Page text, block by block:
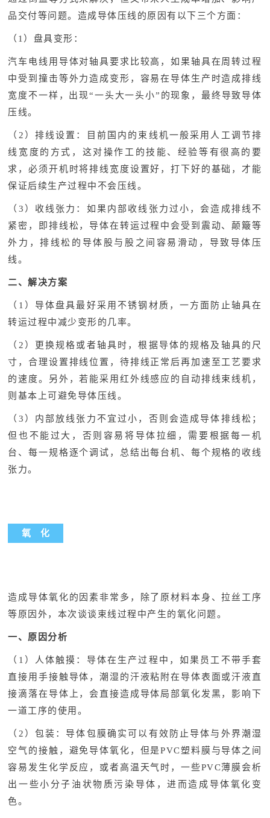
品交付等问题。造成导体压线的原因有以下三个方面：
（1）盘具变形：
汽车电线用导体对轴具要求比较高，如果轴具在周转过程
中受到撞击等外力造成变形，容易在导体生产时造成排线
宽度不一样，出现“一头大一头小”的现象，最终导致导体
压线。
（2）排线设置：目前国内的束线机一般采用人工调节排
线宽度的方式，这对操作工的技能、经验等有很高的要
求，必须开机时将排线宽度设置好，打下好的基础，才能
保证后续生产过程中不会压线。
（3）收线张力：如果内部收线张力过小，会造成排线不
紧密，即排线松，导体在转运过程中会受到震动、颠簸等
外力，排线松的导体股与股之间容易滑动，导致导体压
线。
二、解决方案
（1）导体盘具最好采用不锈钢材质，一方面防止轴具在
转运过程中减少变形的几率。
（2）更换规格或者轴具时，根据导体的规格及轴具的尺
寸，合理设置排线位置，待排线正常后再加速至工艺要求
的速度。另外，若能采用红外线感应的自动排线束线机，
则基本上可避免导体压线。
（3）内部放线张力不宜过小，否则会造成导体排线松；
但也不能过大，否则容易将导体拉细，需要根据每一机
台、每一规格逐个调试，总结出每台机、每个规格的收线
张力。
氧 化
造成导体氧化的因素非常多，除了原材料本身、拉丝工序
等原因外，本次谈谈束线过程中产生的氧化问题。
一、原因分析
（1）人体触摸：导体在生产过程中，如果员工不带手套
直接用手接触导体，潮湿的汗液粘附在导体表面或汗液直
接滴落在导体上，会直接造成导体局部氧化发黑，影响下
一道工序的使用。
（2）包装：导体包膜确实可以有效防止导体与外界潮湿
空气的接触，避免导体氧化，但是PVC塑料膜与导体之间
容易发生化学反应，或者高温天气时，一些PVC薄膜会析
出一些小分子油状物质污染导体，进而造成导体氧化变
色。